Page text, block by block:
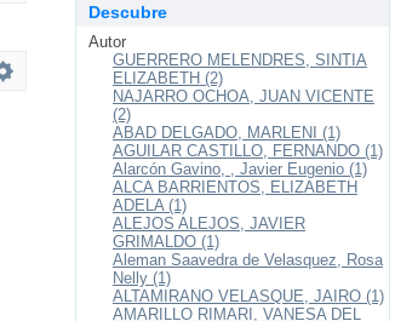
Descubre
Autor
GUERRERO MELENDRES, SINTIA
ELIZABETH (2)
NAJARRO OCHOA, JUAN VICENTE
(2)
ABAD DELGADO, MARLENI (1)
AGUILAR CASTILLO, FERNANDO (1)
Alarcón Gavino, , Javier Eugenio (1)
ALCA BARRIENTOS, ELIZABETH
ADELA (1)
ALEJOS ALEJOS, JAVIER
GRIMALDO (1)
Aleman Saavedra de Velasquez, Rosa
Nelly (1)
ALTAMIRANO VELASQUE, JAIRO (1)
AMARILLO RIMARI, VANESA DEL